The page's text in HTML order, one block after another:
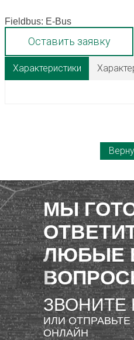
Fieldbus: E-Bus
Оставить заявку
Характеристики
МЫ
ЛЮБЫЕ
ЗВОНИТЕ
ИЛИ ОТПРАВЬТЕ
ОНЛАЙН